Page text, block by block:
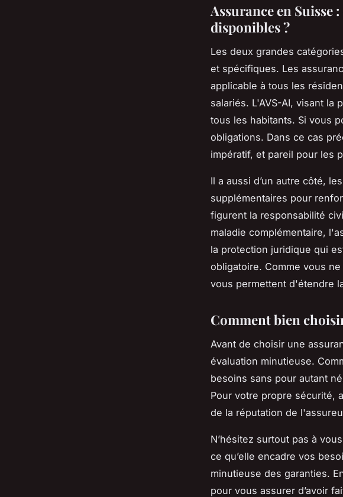
Assurance en Suisse
disponibles ?
Les deux grandes
et spécifiques. Les
applicable à tous les
salariés. L'AVS-AI, visant la
tous les habitants. Si vous
obligations. Dans ce cas
impératif, et pareil pour les
Il a aussi d’un autre côté,
supplémentaires pour
figurent la responsabilité
maladie complémentaire,
la protection juridique qui
obligatoire. Comme vous
vous permettent d'étendre
Comment bien
Avant de choisir une
évaluation minutieuse.
besoins sans pour autant
Pour votre propre sécurité,
de la réputation de
N’hésitez surtout pas à
ce qu’elle encadre vos
minutieuse des garanties.
pour vous assurer d’avoir